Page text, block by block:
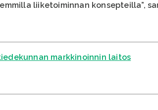
liiketoiminnan konsepteilla”,
markkinoinnin laitos